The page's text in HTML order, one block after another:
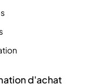
d'achat